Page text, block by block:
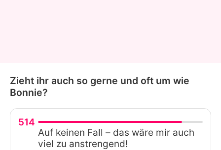
Zieht ihr auch so gerne und oft um wie
Bonnie?
514
Auf keinen Fall – das wäre mir auch
viel zu anstrengend!